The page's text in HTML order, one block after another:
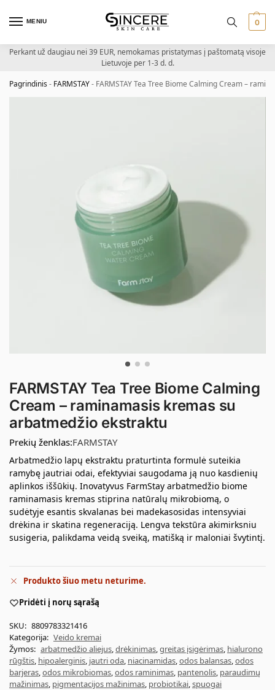
MENIU 0
Perkant už daugiau nei 39 EUR, nemokamas pristatymas į paštomatą visoje
Lietuvoje per 1-3 d. d.
Pagrindinis- FARMSTAY- FARMSTAY Tea Tree Biome Calming Cream –
FARMSTAY Tea Tree Biome Calming
Cream – raminamasis kremas su
arbatmedžio ekstraktu
Prekių ženklas:FARMSTAY
Arbatmedžio lapų ekstraktu praturtinta formulė suteikia
ramybę jautriai odai, efektyviai saugodama ją nuo kasdienių
aplinkos iššūkių. Inovatyvus FarmStay arbatmedžio biome
raminamasis kremas stiprina natūralų mikrobiomą, o
sudėtyje esantis skvalanas bei madekasosidas intensyviai
drėkina ir skatina regeneraciją. Lengva tekstūra akimirksniu
susigeria, palikdama veidą sveiką, matišką ir maloniai švytintį.
Produkto šiuo metu neturime.
Pridėti į norų sąrašą
SKU: 8809783321416
Kategorija: Veido kremai
Žymos: arbatmedžio aliejus,drėkinimas,greitas įsigėrimas, hialurono
rūgštis, hipoalerginis, jautri oda, niacinamidas,odos balansas,odos
barjeras,odos mikrobiomas,odos raminimas, pantenolis, paraudimų
mažinimas, pigmentacijos mažinimas, probiotikai,spuogai